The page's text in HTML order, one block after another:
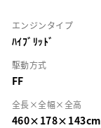
エンジンタイプ
ﾊｲﾌﾞﾘｯﾄﾞ
駆動方式
FF
全長×全幅×全高
460×178×143cm